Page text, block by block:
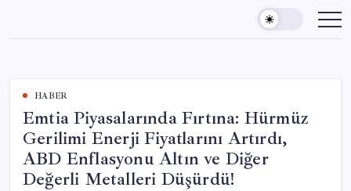
content
HABER
Emtia Piyasalarında Fırtına: Hürmüz
Gerilimi Enerji Fiyatlarını Artırdı,
ABD Enflasyonu Altın ve Diğer
Değerli Metalleri Düşürdü!